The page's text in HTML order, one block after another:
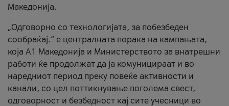
Македонија.
„Одговорно со технологијата, за побезбеден
сообраќај.“ е централната порака на кампањата,
која A1 Македонија и Министерството за внатрешни
работи ќе продолжат да ја комуницираат и во
наредниот период преку повеќе активности и
канали, со цел поттикнување поголема свест,
одговорност и безбедност кај сите учесници во